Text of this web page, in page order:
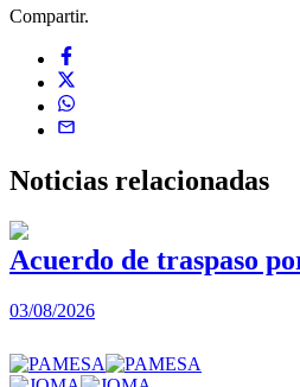
Compartir.
Noticias relacionadas
Acuerdo de traspaso
03/08/2026